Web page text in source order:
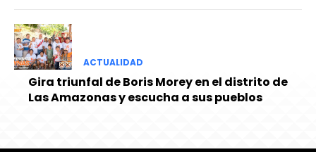
ACTUALIDAD
Gira triunfal de Boris Morey en el distrito de
Las Amazonas y escucha a sus pueblos